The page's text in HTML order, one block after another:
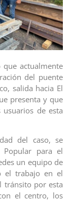
actualmente
del puente
salida hacia El
presenta y que
de esta
del caso, se
para el
un equipo de
el trabajo en el
tránsito por esta
el centro, los